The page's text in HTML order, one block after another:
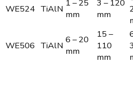
WE524 TiAlN
1 – 25
mm
3 – 120
mm
WE506 TiAlN
6 – 20
mm
15 –
110
mm